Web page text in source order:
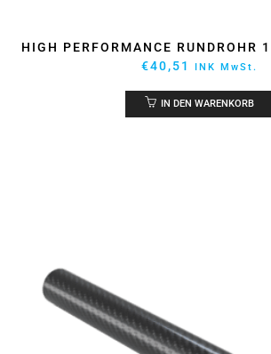
HIGH PERFORMANCE RUNDROHR
€40,51 INK MwSt.
IN DEN WARENKORB